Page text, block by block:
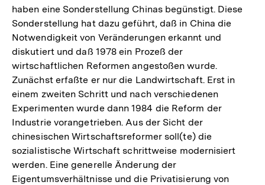
haben eine Sonderstellung Chinas begünstigt. Diese
Sonderstellung hat dazu geführt, daß in China die
Notwendigkeit von Veränderungen erkannt und
diskutiert und daß 1978 ein Prozeß der
wirtschaftlichen Reformen angestoßen wurde.
Zunächst erfaßte er nur die Landwirtschaft. Erst in
einem zweiten Schritt und nach verschiedenen
Experimenten wurde dann 1984 die Reform der
Industrie vorangetrieben. Aus der Sicht der
chinesischen Wirtschaftsreformer soll(te) die
sozialistische Wirtschaft schrittweise modernisiert
werden. Eine generelle Änderung der
Eigentumsverhältnisse und die Privatisierung von